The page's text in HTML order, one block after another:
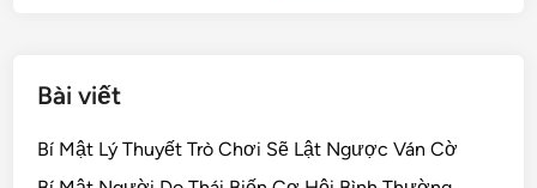
Bài viết
Bí Mật Lý Thuyết Trò Chơi Sẽ Lật Ngược Ván Cờ